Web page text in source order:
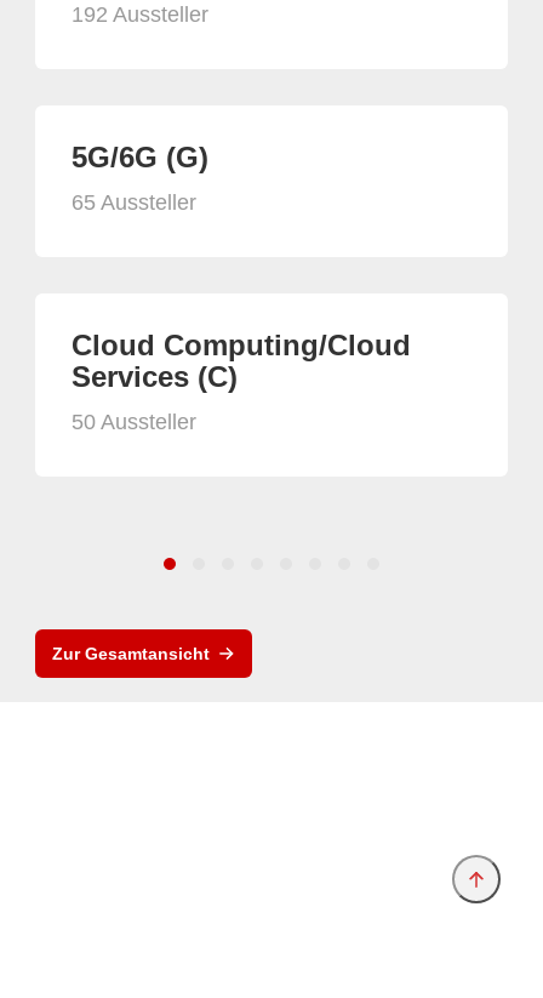
192 Aussteller
5G/6G (G)
65 Aussteller
Cloud Computing/Cloud
Services (C)
50 Aussteller
Zur Gesamtansicht